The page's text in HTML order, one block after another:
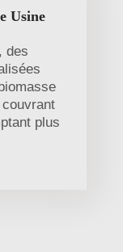
Usine
des
plus